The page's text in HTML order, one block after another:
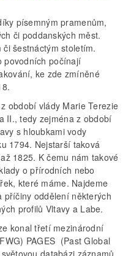
písemným pramenům,
či poddanských měst.
šestnáctým stoletím.
povodních počínají
ke zde zmíněné
období vlády Marie Terezie
II., tedy zejména z období
s hloubkami vody
1794. Nejstarší taková
1825. K čemu nám takové
o přírodních nebo
které máme. Najdeme
příčiny oddělení některých
profilů Vltavy a Labe.
konal třetí mezinárodní
PAGES (Past Global
databázi záznamů